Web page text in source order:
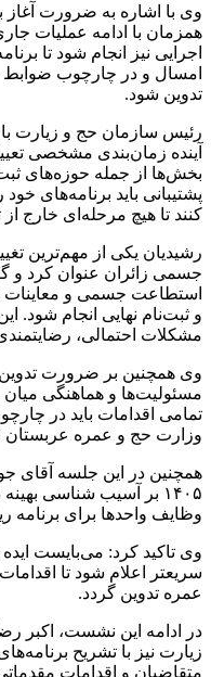
وی با اشاره به ضرورت آغاز
همزمان با ادامه عملیات
امسال و در چارچوب
تدوین شود.
رئیس سازمان حج و زیارت با
آینده زمان‌بندی مشخصی
بخش‌ها از جمله حوزه‌های
پشتیبانی باید برنامه‌های
کنند تا هیچ مرحله‌ای خارج
جسمی زائران عنوان کرد و
استطاعت جسمی و معاینات
و ثبت‌نام نهایی انجام شود.
مشکلات احتمالی،
وی همچنین بر ضرورت تدوین
مسئولیت‌ها و هماهنگی
تمامی اقدامات باید در
وزارت حج و عمره عربستان
همچنین در این جلسه آقای
۱۴۰۵ بر آسیب شناسی
وظایف واحد‌ها برای
وی تاکید کرد: می‌بایست
سریعتر اعلام شود تا
عمره تدوین گردد.
در ادامه این نشست، اکبر
متقاضیان و اقدامات